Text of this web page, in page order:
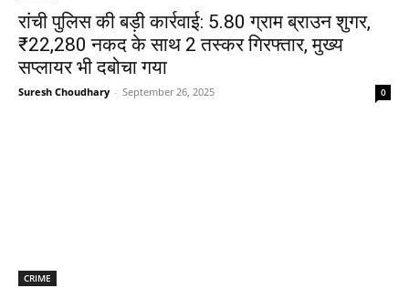
रांची पुलिस की बड़ी कार्रवाई: 5.80 ग्राम ब्राउन शुगर,
₹22,280 नकद के साथ 2 तस्कर गिरफ्तार, मुख्य
सप्लायर भी दबोचा गया
Suresh Choudhary - September 26, 2025 0
CRIME